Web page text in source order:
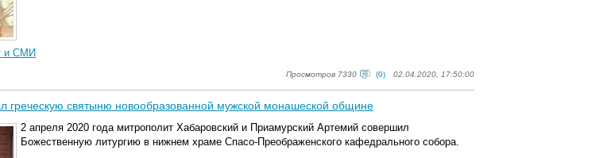
и СМИ
Просмотров 7330 (0) 02.04.2020, 17:50:00
греческую святыню новообразованной мужской монашеской общине
2 апреля 2020 года митрополит Хабаровский и Приамурский Артемий совершил
Божественную литургию в нижнем храме Спасо-Преображенского кафедрального собора.